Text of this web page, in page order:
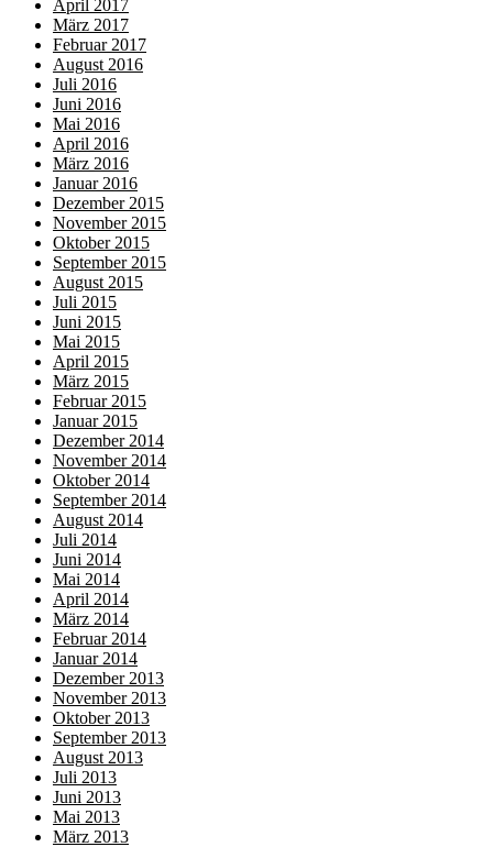
April 2017
März 2017
Februar 2017
August 2016
Juli 2016
Juni 2016
Mai 2016
April 2016
März 2016
Januar 2016
Dezember 2015
November 2015
Oktober 2015
September 2015
August 2015
Juli 2015
Juni 2015
Mai 2015
April 2015
März 2015
Februar 2015
Januar 2015
Dezember 2014
November 2014
Oktober 2014
September 2014
August 2014
Juli 2014
Juni 2014
Mai 2014
April 2014
März 2014
Februar 2014
Januar 2014
Dezember 2013
November 2013
Oktober 2013
September 2013
August 2013
Juli 2013
Juni 2013
Mai 2013
März 2013